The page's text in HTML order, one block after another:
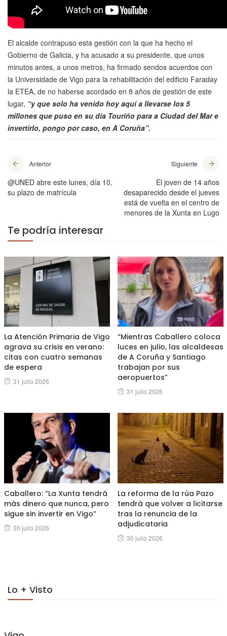
El alcalde contrapuso esta gestión con la que ha hecho el
Gobierno de Galicia, y ha acusado a su presidente, que unos
minutos antes, a unos metros, ha firmado sendos acuerdos con
la Universidade de Vigo para la rehabilitación del edificio Faraday
la ETEA, de no haberse acordado en 8 años de gestión de este
lugar, “y que solo ha venido hoy aquí a llevarse los 5
millones que puso en su día Touriño para a Ciudad del Mar e
invertirlo, pongo por caso, en A Coruña”.
Anterior
@UNED abre este lunes, día 10,
su plazo de matrícula
Siguiente
El joven de 14 años
desaparecido desde el jueves
está de vuelta en el centro de
menores de la Xunta en Lugo
Te podría interesar
La Atención Primaria de Vigo
agrava su crisis en verano:
citas con cuatro semanas
de espera
Posted
31 julio 2026
“Mientras Caballero coloca
luces en julio, las alcaldesas
de A Coruña y Santiago
trabajan por sus
aeropuertos”
Posted
31 julio 2026
Caballero: “La Xunta tendrá
más dinero que nunca, pero
sigue sin invertir en Vigo”
Posted
30 julio 2026
La reforma de la rúa Pazo
tendrá que volver a licitarse
tras la renuncia de la
adjudicataria
Posted
30 julio 2026
Lo + Visto